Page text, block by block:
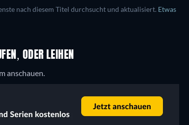
nach diesem Titel durchsucht und aktualisiert. Etwas
ODER LEIHEN
anschauen.